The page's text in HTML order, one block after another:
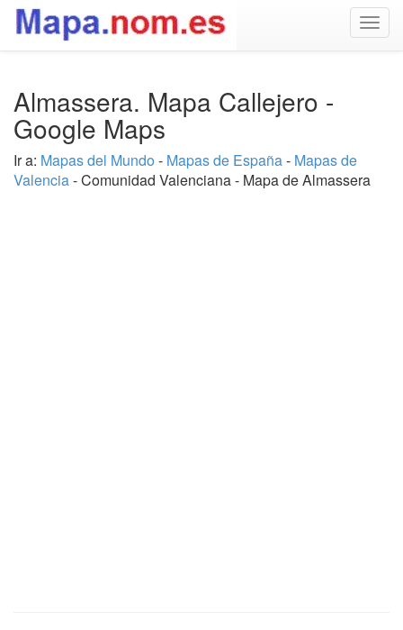
Almassera. Mapa Callejero -
Google Maps
Ir a: Mapas del Mundo - Mapas de España- Mapas de
Valencia- Comunidad Valenciana - Mapa de Almassera